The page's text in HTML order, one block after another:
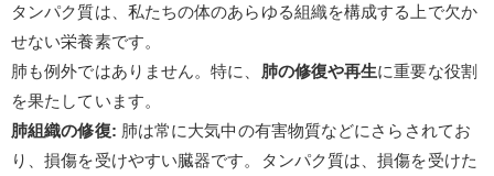
タンパク質は、私たちの体のあらゆる組織を構成する上で欠か
せない栄養素です。
肺も例外ではありません。特に、 肺の修復や再生に重要な役割
を果たしています。
肺組織の修復: 肺は常に大気中の有害物質などにさらされてお
り、損傷を受けやすい臓器です。タンパク質は、損傷を受けた